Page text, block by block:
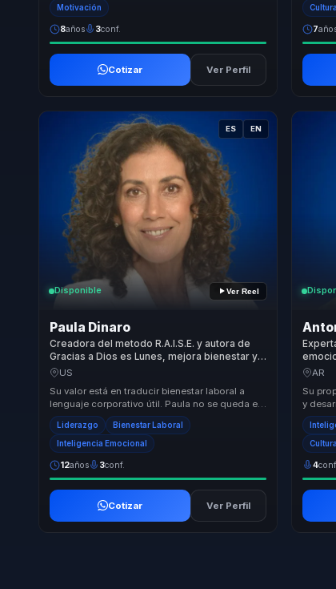
Motivación
8años 3conf.
Cotizar Ver Perfil
7
ES EN
Disponible Ver Reel
Paula Dinaro
Creadora del metodo R.A.I.S.E. y autora de
Gracias a Dios es Lunes, mejora bienestar y
compromiso en líderes, equipos y
US
Su valor está en traducir bienestar laboral a
lenguaje corporativo útil. Paula no se queda en
inspiración: baja burnout, ausentismo, renu...
Liderazgo Bienestar Laboral
Inteligencia Emocional
12años 3conf.
Cotizar Ver Perfil
AR
Su
y
No s...
4